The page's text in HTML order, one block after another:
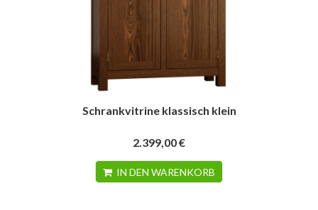
Schrankvitrine klassisch klein
2.399,00 €
IN DEN WARENKORB